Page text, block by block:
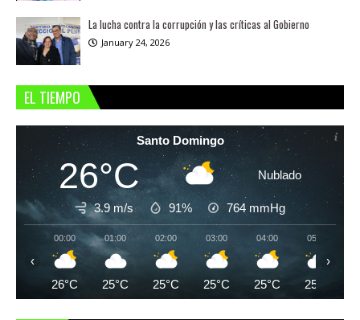
La lucha contra la corrupción y las críticas al Gobierno
January 24, 2026
EL TIEMPO
Santo Domingo
26°C Nublado
3.9 m/s 91% 764 mmHg
00:00
26°C
01:00
25°C
02:00
25°C
03:00
25°C
04:00
25°C
05:00
25°C
‹ ›